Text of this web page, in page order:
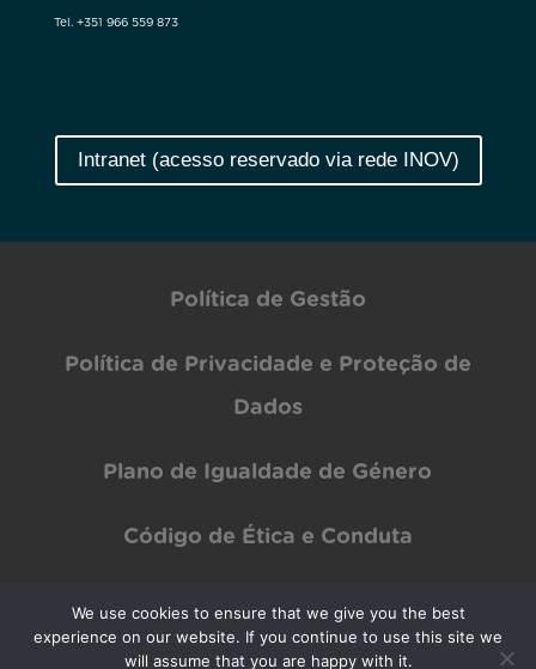
Tel. +351 966 559 873
Intranet (acesso reservado via rede INOV)
Política de Gestão
Política de Privacidade e Proteção de
Dados
Plano de Igualdade de Género
Código de Ética e Conduta
Copyright © INOV Inesc 2024 All rights Reserved | Designed byPAR Design
We use cookies to ensure that we give you the best
experience on our website. If you continue to use this site we
will assume that you are happy with it.